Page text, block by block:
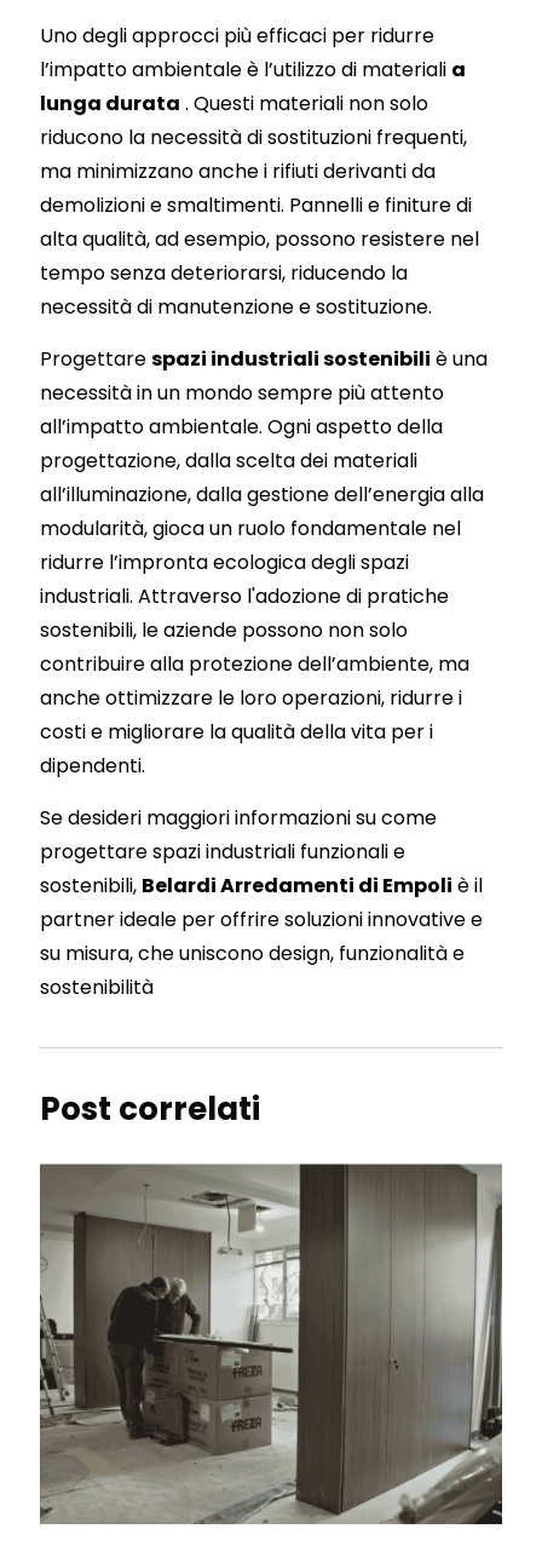
Uno degli approcci più efficaci per ridurre
l’impatto ambientale è l’utilizzo di materiali a
lunga durata . Questi materiali non solo
riducono la necessità di sostituzioni frequenti,
ma minimizzano anche i rifiuti derivanti da
demolizioni e smaltimenti. Pannelli e finiture di
alta qualità, ad esempio, possono resistere nel
tempo senza deteriorarsi, riducendo la
necessità di manutenzione e sostituzione.
Progettarespazi industriali sostenibili è una
necessità in un mondo sempre più attento
all’impatto ambientale. Ogni aspetto della
progettazione, dalla scelta dei materiali
all’illuminazione, dalla gestione dell’energia alla
modularità, gioca un ruolo fondamentale nel
ridurre l’impronta ecologica degli spazi
industriali. Attraverso l'adozione di pratiche
sostenibili, le aziende possono non solo
contribuire alla protezione dell’ambiente, ma
anche ottimizzare le loro operazioni, ridurre i
costi e migliorare la qualità della vita per i
dipendenti.
Se desideri maggiori informazioni su come
progettare spazi industriali funzionali e
sostenibili, Belardi Arredamenti di Empoli è il
partner ideale per offrire soluzioni innovative e
su misura, che uniscono design, funzionalità e
sostenibilità
Post correlati